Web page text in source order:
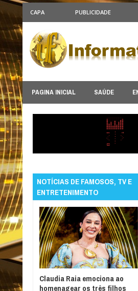
CAPA PUBLICIDADE
PAGINA INICIAL SAÚDE
NOTÍCIAS DE FAMOSOS, TV E
ENTRETENIMENTO
Claudia Raia emociona ao
homenagear os três filhos